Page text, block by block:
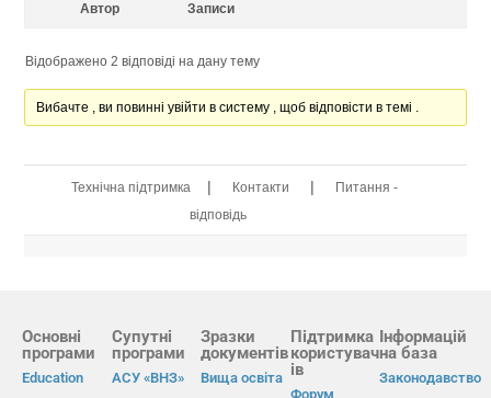
Автор Записи
Відображено 2 відповіді на дану тему
Вибачте , ви повинні увійти в систему , щоб відповісти в темі .
Технічна підтримка | Контакти |
Питання -
відповідь
Основні
програми
Education
Супутні
програми
АСУ «ВНЗ»
Зразки
документів
Вища освіта
Підтримка
користувач
ів
Форум
Інформацій
на база
Законодавство